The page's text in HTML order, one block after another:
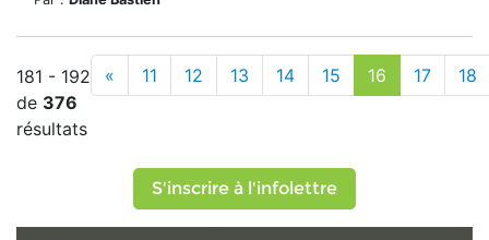
181 - 192
de 376
résultats
« 11 12 13 14 15 16 17 18
S'inscrire à l'infolettre